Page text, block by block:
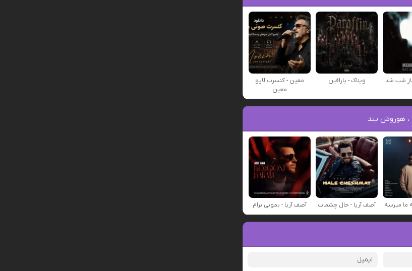
شب شد ویناک - پارافین
معین - کنسرت لایو
معین
، هوروش بند
ما میرسه آصف آریا - حال چشمات آصف آریا - بمونی برام